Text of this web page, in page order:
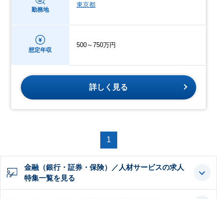
勤務地
東京都
想定年収
500～750万円
詳しく見る
1
金融（銀行・証券・保険）／人材サービスの求人
特集一覧を見る